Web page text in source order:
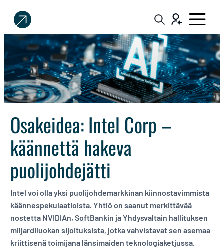
Sijoittaja.fi
Tee
parempia
sijoituspäätöksiä
Osakeidea: Intel Corp –
käännettä hakeva
puolijohdejätti
Intel voi olla yksi puolijohdemarkkinan kiinnostavimmista
käännespekulaatioista. Yhtiö on saanut merkittävää
nostetta NVIDIAn, SoftBankin ja Yhdysvaltain hallituksen
miljardiluokan sijoituksista, jotka vahvistavat sen asemaa
kriittisenä toimijana länsimaiden teknologiaketjussa.